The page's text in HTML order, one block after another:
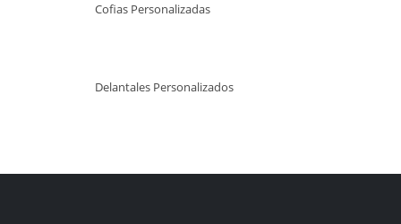
Cofias Personalizadas
Delantales Personalizados